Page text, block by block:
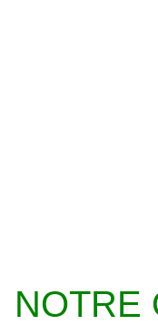
NOTRE